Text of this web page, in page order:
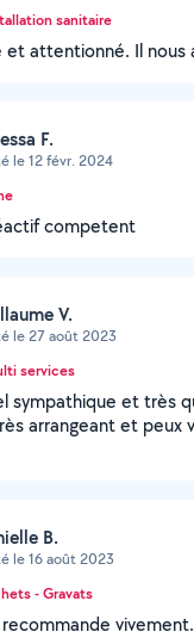
sanitaire
et attentionné. Il
F.
le 12 févr. 2024
competent
V.
le 27 août 2023
services
sympathique et très
arrangeant et peux
B.
le 16 août 2023
- Gravats
vivement.